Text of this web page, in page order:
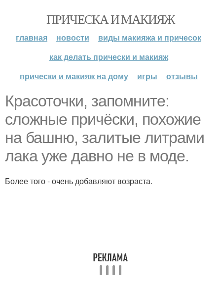
ПРИЧЕСКА И МАКИЯЖ
главная новости
виды макияжа и причесок
как делать прически и макияж
прически и макияж на дому
игры отзывы
Красоточки, запомните:
сложные причёски, похожие
на башню, залитые литрами
лака уже давно не в моде.
Более того - очень добавляют возраста.